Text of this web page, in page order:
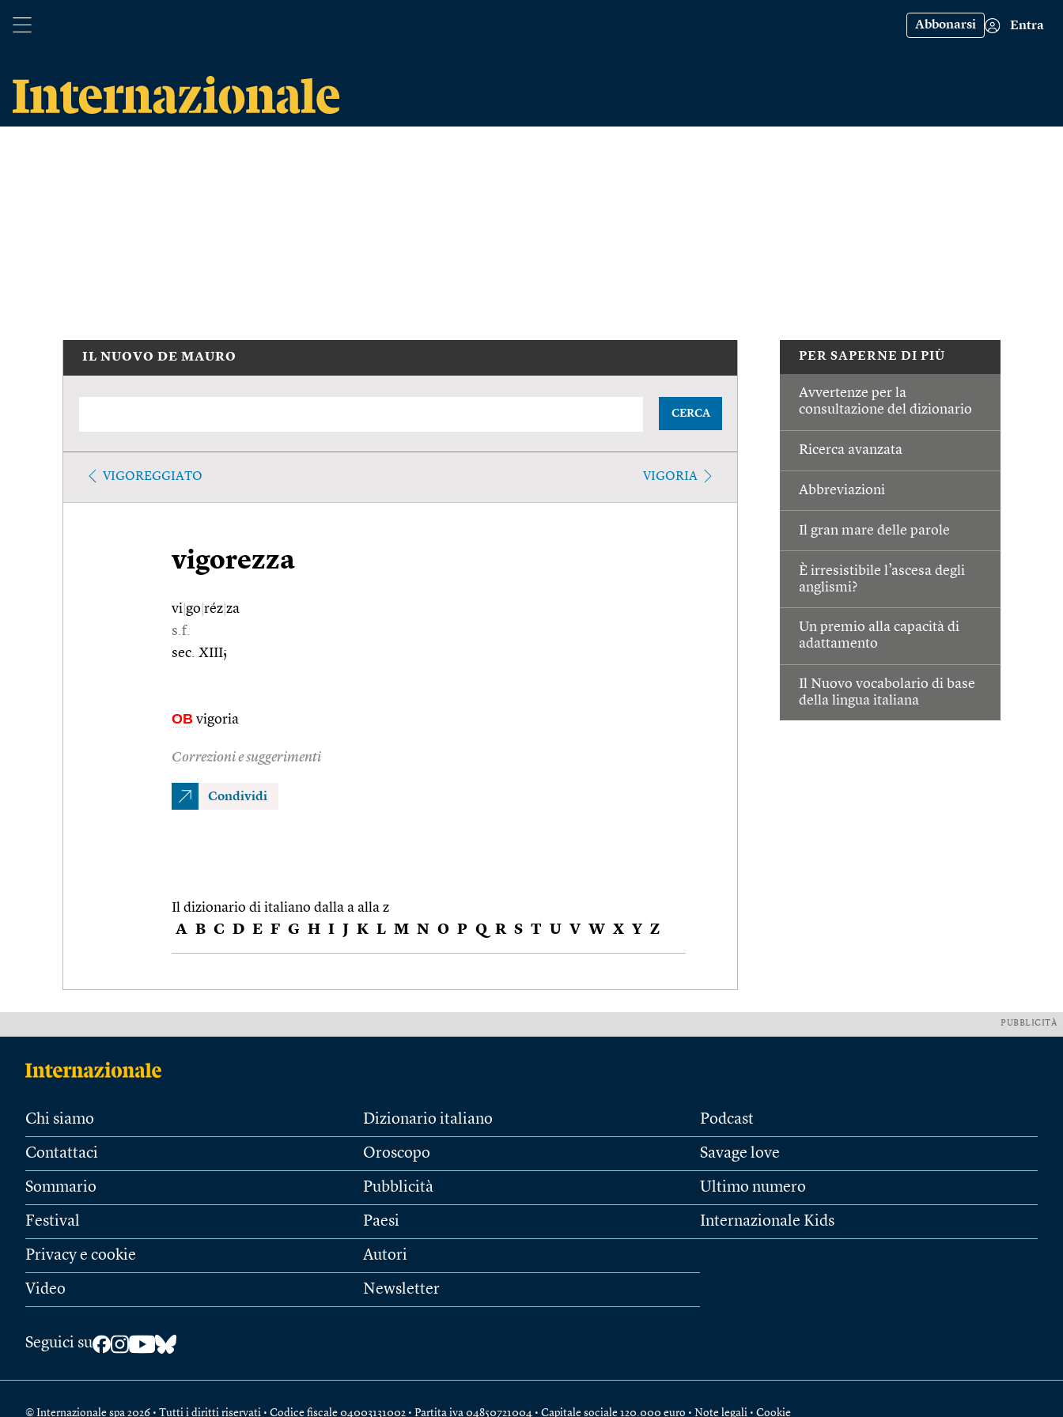
Abbonarsi Entra
PER SAPERNE DI PIÙ
Avvertenze per la
consultazione del dizionario
Ricerca avanzata
Abbreviazioni
Il gran mare delle parole
È irresistibile l’ascesa degli
anglismi?
Un premio alla capacità di
adattamento
Il Nuovo vocabolario di base
della lingua italiana
IL NUOVO DE MAURO
CERCA
VIGOREGGIATO VIGORIA
vigorezza
vi go réz za
s.f.
sec. XIII;
OB vigoria
Correzioni e suggerimenti
Condividi
Il dizionario di italiano dalla a alla z
A B C D E F G H I J K L M N O P Q R S T U V W X Y Z
PUBBLICITÀ
Chi siamo
Contattaci
Sommario
Festival
Privacy e cookie
Video
Dizionario italiano
Oroscopo
Pubblicità
Paesi
Autori
Newsletter
Podcast
Savage love
Ultimo numero
Internazionale Kids
Seguici su
© Internazionale spa 2026 • Tutti i diritti riservati • Codice fiscale 04003131002 • Partita iva 04850721004 • Capitale sociale 120.000 euro • Note legali • Cookie